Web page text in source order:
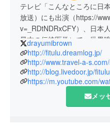
テレビ「こんなところに日
放送）にも出演（https://
v=_RDtNDRxCFY）、日本
最古の伝統医学）で、世界
ター 斎藤あゆみと申します
今年から、ブラウン大学の
ツハイマー、インドの糖尿
使った生活習慣・食の改善
ンスに基づいた統合医療の
drayumibrown
http://fitulu.dreamlog.jp/
http://www.travel-a-
http://blog.livedoor.jp/
https://m.youtube.com/
メッ